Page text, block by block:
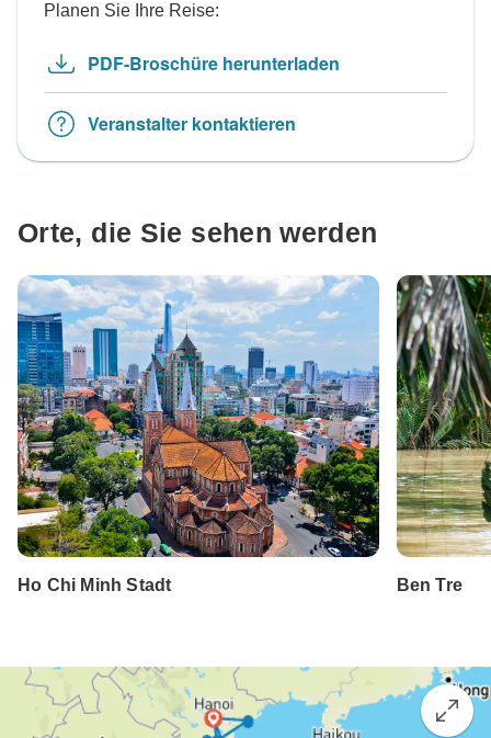
Planen Sie Ihre Reise:
PDF-Broschüre herunterladen
Veranstalter kontaktieren
Orte, die Sie sehen werden
Ho Chi Minh Stadt Ben Tre